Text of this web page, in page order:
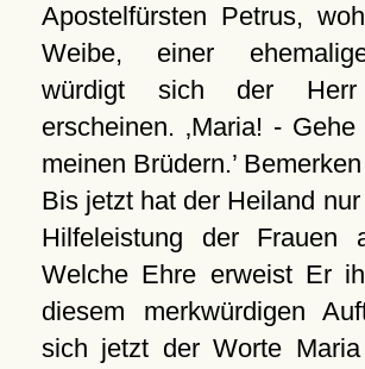
Apostelfürsten Petrus,
Weibe, einer
würdigt sich der
erscheinen.
Maria! -
meinen Brüdern.
Bis jetzt hat der Heiland
Hilfeleistung der Frauen
Welche Ehre erweist Er
diesem merkwürdigen
sich jetzt der Worte Maria